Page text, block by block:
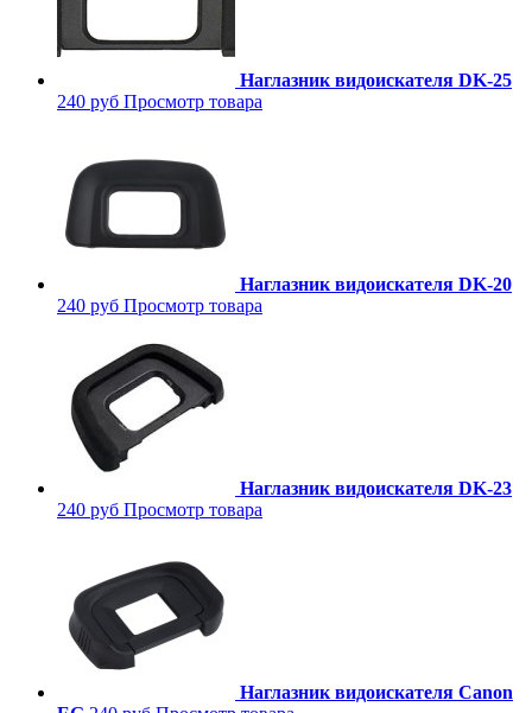
Наглазник видоискателя DK-25
240 руб Просмотр товара
Наглазник видоискателя DK-20
240 руб Просмотр товара
Наглазник видоискателя DK-23
240 руб Просмотр товара
Наглазник видоискателя Canon